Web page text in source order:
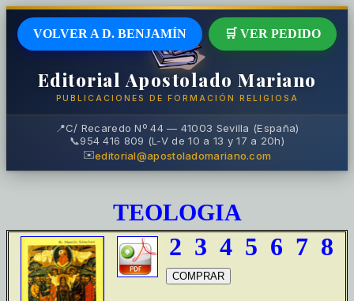
Editorial Apostolado Mariano
PUBLICACIONES DE FORMACIÓN RELIGIOSA
📍C/ Recaredo Nº 44 — 41003 Sevilla (España)
📞954 416 809 (L-V de 10 a 13 y 17 a 20h)
✉️editorial@apostoladomariano.com
VOLVER A D. BENJAMÍN 🛒 VER PEDIDO
TEOLOGIA
2 3 4 5 6 7 8